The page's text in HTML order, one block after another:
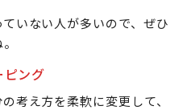
いない人が多いので、ぜひ
ピング
考え方を柔軟に変更して、